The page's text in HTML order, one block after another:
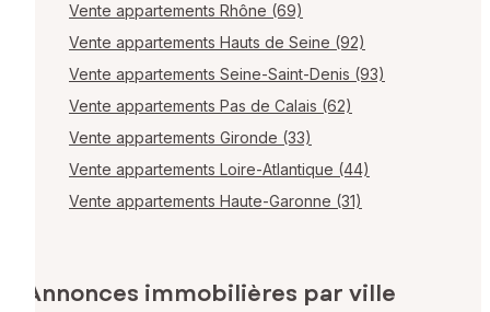
Vente appartements Rhône (69)
Vente appartements Hauts de Seine (92)
Vente appartements Seine-Saint-Denis (93)
Vente appartements Pas de Calais (62)
Vente appartements Gironde (33)
Vente appartements Loire-Atlantique (44)
Vente appartements Haute-Garonne (31)
Annonces immobilières par ville